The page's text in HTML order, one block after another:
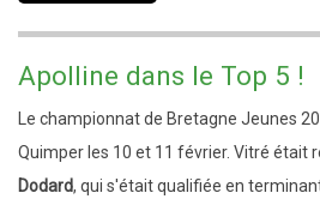
blitz
BNP-
Paribas
n°9
Apolline dans le Top 5 !
Le championnat de Bretagne Jeunes
Quimper les 10 et 11 février. Vitré était
Dodard, qui s'était qualifiée en